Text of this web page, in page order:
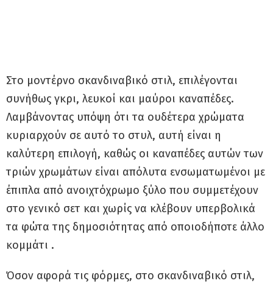
Στο μοντέρνο σκανδιναβικό στιλ, επιλέγονται
συνήθως γκρι, λευκοί και μαύροι καναπέδες.
Λαμβάνοντας υπόψη ότι τα ουδέτερα χρώματα
κυριαρχούν σε αυτό το στυλ, αυτή είναι η
καλύτερη επιλογή, καθώς οι καναπέδες αυτών των
τριών χρωμάτων είναι απόλυτα ενσωματωμένοι με
έπιπλα από ανοιχτόχρωμο ξύλο που συμμετέχουν
στο γενικό σετ και χωρίς να κλέβουν υπερβολικά
τα φώτα της δημοσιότητας από οποιοδήποτε άλλο
κομμάτι .
Όσον αφορά τις φόρμες, στο σκανδιναβικό στιλ,